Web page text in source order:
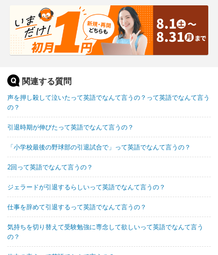
関連する質問
声を押し殺して泣いたって英語でなんて言うの？って英語でなんて言う
の？
引退時期が伸びたって英語でなんて言うの？
「小学校最後の野球部の引退試合で」って英語でなんて言うの？
2回って英語でなんて言うの？
ジェラードが引退するらしいって英語でなんて言うの？
仕事を辞めて引退するって英語でなんて言うの？
気持ちを切り替えて受験勉強に専念して欲しいって英語でなんて言う
の？